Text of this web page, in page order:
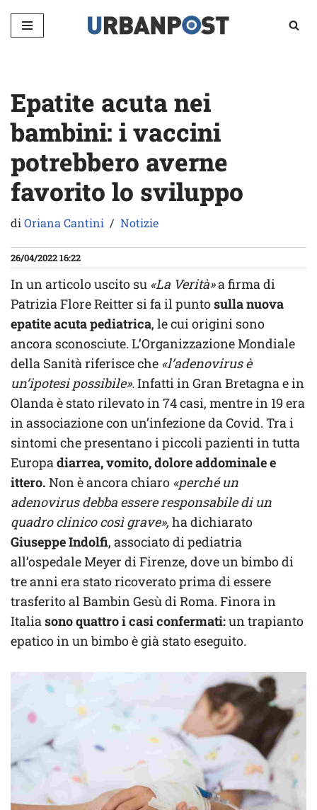
Vai
Epatite acuta nei
bambini: i vaccini
potrebbero averne
favorito lo sviluppo
diOriana Cantini Notizie
26/04/2022 16:22
In un articolo uscito su «La Verità»a firma di
Patrizia Flore Reitter si fa il puntosulla nuova
epatite acuta pediatrica, le cui origini sono
ancora sconosciute. L’Organizzazione Mondiale
della Sanità riferisce che «l’adenovirus è
un’ipotesi possibile».Infatti in Gran Bretagna e in
Olanda è stato rilevato in 74 casi, mentre in 19 era
in associazione con un’infezione da Covid. Tra i
sintomi che presentano i piccoli pazienti in tutta
Europadiarrea, vomito, dolore addominale e
ittero. Non è ancora chiaro «perché un
adenovirus debba essere responsabile di un
quadro clinico così grave»,ha dichiarato
Giuseppe Indolfi, associato di pediatria
all’ospedale Meyer di Firenze, dove un bimbo di
tre anni era stato ricoverato prima di essere
trasferito al Bambin Gesù di Roma. Finora in
Italiasono quattro i casi confermati:un trapianto
epatico in un bimbo è già stato eseguito.